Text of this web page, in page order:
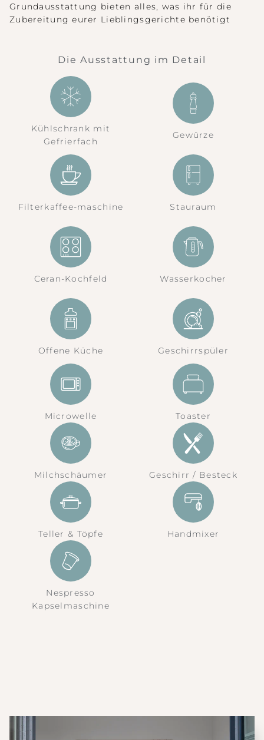
Grundausstattung bieten alles, was ihr für die
Zubereitung eurer Lieblingsgerichte benötigt
Die Ausstattung im Detail
Kühlschrank mit
Gefrierfach
Gewürze
Filterkaffee-maschine Stauraum
Ceran-Kochfeld Wasserkocher
Offene Küche Geschirrspüler
Microwelle Toaster
Milchschäumer Geschirr / Besteck
Teller & Töpfe Handmixer
Nespresso
Kapselmaschine